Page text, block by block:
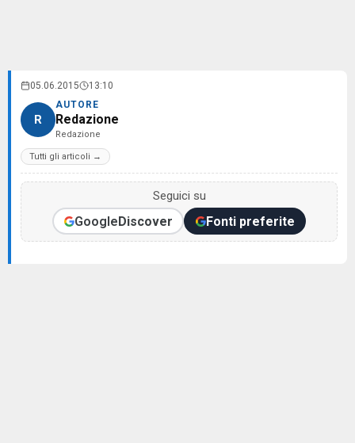
05.06.2015 13:10
R
AUTORE
Redazione
Redazione
Tutti gli articoli →
Seguici su
GoogleDiscover Fonti preferite